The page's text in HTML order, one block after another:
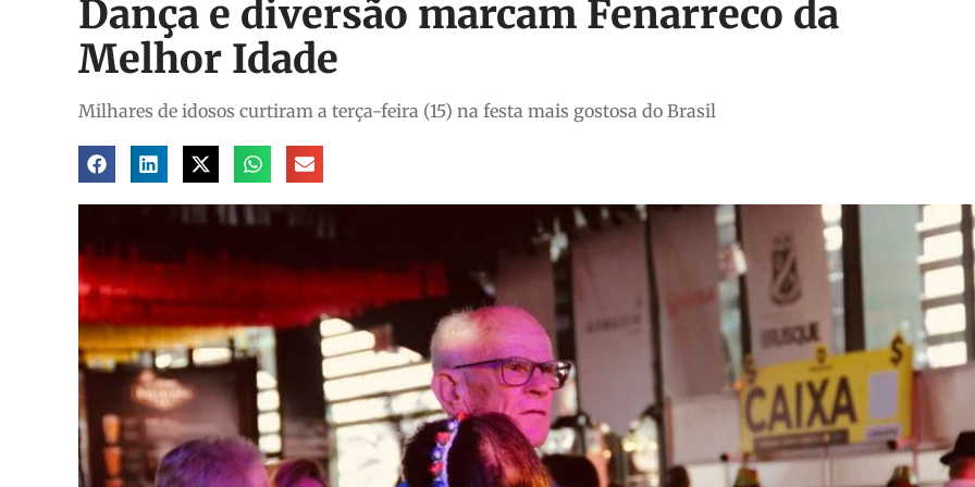
Dança e diversão marcam Fenarreco da
Melhor Idade
Milhares de idosos curtiram a terça-feira (15) na festa mais gostosa do Brasil